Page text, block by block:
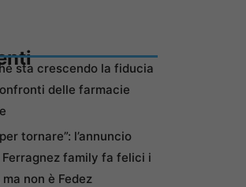
sta crescendo la fiducia
delle farmacie
tornare”: l’annuncio
Ferragnez family fa felici i
non è Fedez